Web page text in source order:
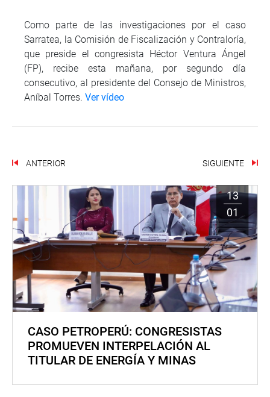
Como parte de las investigaciones por el caso
Sarratea, la Comisión de Fiscalización y Contraloría,
que preside el congresista Héctor Ventura Ángel
(FP), recibe esta mañana, por segundo día
consecutivo, al presidente del Consejo de Ministros,
Aníbal Torres. Ver vídeo
ANTERIOR SIGUIENTE
13
01
CASO PETROPERÚ: CONGRESISTAS
PROMUEVEN INTERPELACIÓN AL
TITULAR DE ENERGÍA Y MINAS